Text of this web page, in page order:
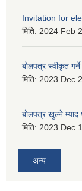
Invitation for
मिति: 2024 Feb
बोलपत्र स्वीकृत
मिति: 2023 Dec
बोलपत्र खुल्ने म्याद
मिति: 2023 Dec
अन्य